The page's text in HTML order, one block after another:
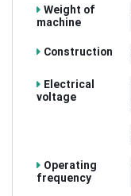
Weight of
machine
Construction
Electrical
voltage
Operating
frequency